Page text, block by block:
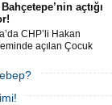
açtığı
CHP’li Hakan
açılan Çocuk
velileri
aileler,
bırakacaklarını